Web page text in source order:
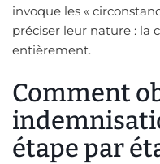
invoque les «
préciser leur nature : la
entièrement.
Comment
étape par